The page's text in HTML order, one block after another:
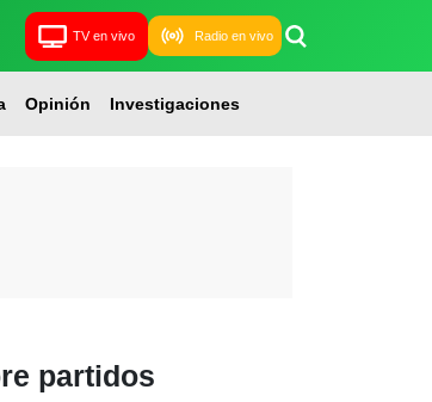
TV en vivo Radio en vivo
Opinión Investigaciones
partidos